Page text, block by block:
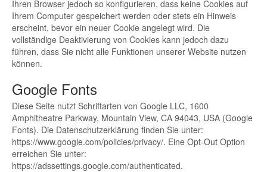
Ihren Browser jedoch so konfigurieren, dass keine Cookies auf
Ihrem Computer gespeichert werden oder stets ein Hinweis
erscheint, bevor ein neuer Cookie angelegt wird. Die
vollständige Deaktivierung von Cookies kann jedoch dazu
führen, dass Sie nicht alle Funktionen unserer Website nutzen
können.
Google Fonts
Diese Seite nutzt Schriftarten von Google LLC, 1600
Amphitheatre Parkway, Mountain View, CA 94043, USA (Google
Fonts). Die Datenschutzerklärung finden Sie unter:
https://www.google.com/policies/privacy/. Eine Opt-Out Option
erreichen Sie unter:
https://adssettings.google.com/authenticated.